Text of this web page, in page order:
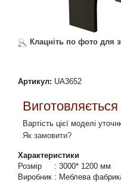
Клацніть по фото для
Артикул: UA3652
Вартість цієї моделі
Як замовити?
Характеристики
Розмір
: 3000* 1200 мм
Виробник : Меблева